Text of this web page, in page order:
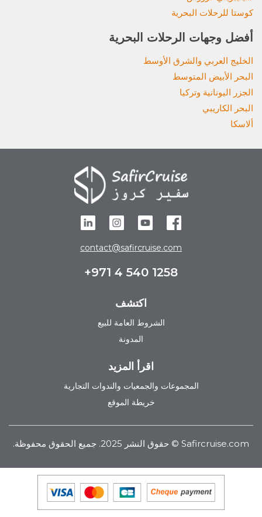
كوستا للرحلات البحرية
أفضل وجهات الرحلات البحرية
الخليج العربي والشرق الأوسط
البحر الأبيض المتوسط
الجزر اليونانية وتركيا
البحر الكاريبي
ألاسكا
contact@safircruise.com
+971 4 540 1258
اكتشف
الشروط العامة للبيع
المدونة
اقرأ المزيد
المجموعات والجمعيات والندوات التجارية
خريطة الموقع
Safircruise.com © حقوق النشر 2025. جميع الحقوق محفوظة.